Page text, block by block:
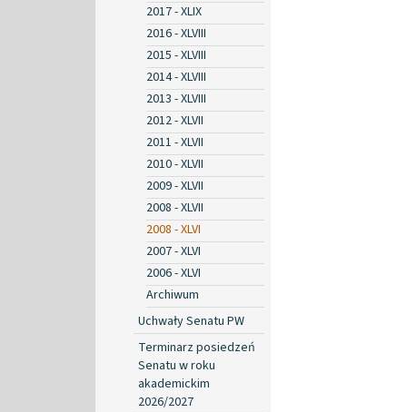
2017 - XLIX
2016 - XLVIII
2015 - XLVIII
2014 - XLVIII
2013 - XLVIII
2012 - XLVII
2011 - XLVII
2010 - XLVII
2009 - XLVII
2008 - XLVII
2008 - XLVI
2007 - XLVI
2006 - XLVI
Archiwum
Uchwały Senatu PW
Terminarz posiedzeń
Senatu w roku
akademickim
2026/2027